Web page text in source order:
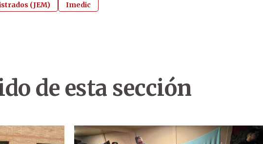
(JEM) Imedic
de esta sección